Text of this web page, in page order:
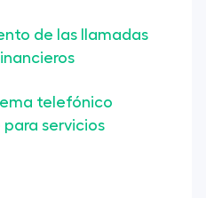
de las llamadas
telefónico
servicios